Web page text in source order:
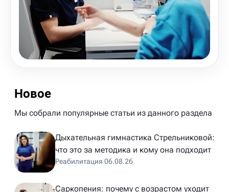
Новое
Мы собрали популярные статьи из данного раздела
Дыхательная гимнастика Стрельниковой:
что это за методика и кому она подходит
Реабилитация 06.08.26
Саркопения: почему с возрастом уходит